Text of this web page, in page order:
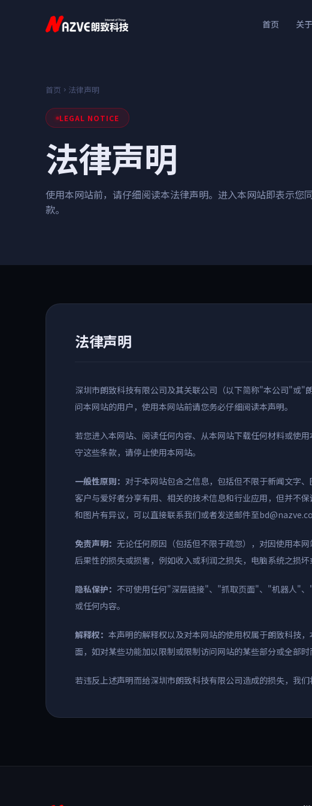
首页 关
首页 法律声明
LEGAL NOTICE
法律声明
使用本网站前，请仔细阅读本法律声明。进入本网站即表示您
款。
法律声明
深圳市朗致科技有限公司及其关联公司（以下简称"本公司"或
问本网站的用户，使用本网站前请您务必仔细阅读本声明。
若您进入本网站、阅读任何内容、从本网站下载任何材料或使
守这些条款，请停止使用本网站。
一般性原则： 对于本网站包含之信息，包括但不限于新闻文字
客户与爱好者分享有用、相关的技术信息和行业应用，但并不
和图片有异议，可以直接联系我们或者发送邮件至
免责声明： 无论任何原因（包括但不限于疏忽），对因使用本
后果性的损失或损害，例如收入或利润之损失，电脑系统之损
隐私保护： 不可使用任何"深层链接"、"抓取页面"、"机器人"
或任何内容。
解释权： 本声明的解释权以及对本网站的使用权属于朗致科技
面，如对某些功能加以限制或限制访问网站的某些部分或全部时
若违反上述声明而给深圳市朗致科技有限公司造成的损失，我们